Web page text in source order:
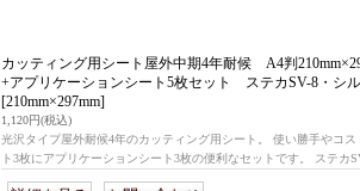
カッティング用シート屋外中期4年耐候 A4判
+アプリケーションシート5枚セット ステカSV-8・シ
[210mm×297mm]
1,120円(税込)
光沢タイプ屋外耐候4年のカッティング用シート。 使い勝手やコ
ト3枚にアプリケーションシート3枚の便利なセットです。 ステカ